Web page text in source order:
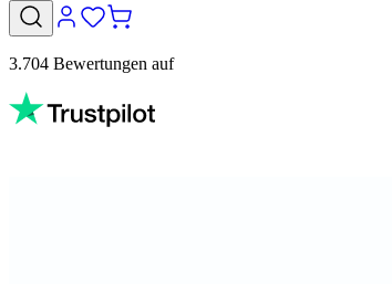
3.704 Bewertungen auf